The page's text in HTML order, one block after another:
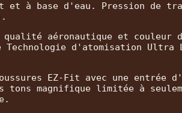
et à base d'eau. Pression de
qualité aéronautique et couleur
d'atomisation Ultra
EZ-Fit avec une entrée
magnifique limitée à